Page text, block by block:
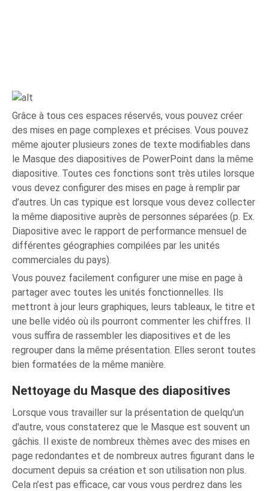
Grâce à tous ces espaces réservés, vous pouvez créer
des mises en page complexes et précises. Vous pouvez
même ajouter plusieurs zones de texte modifiables dans
le Masque des diapositives de PowerPoint dans la même
diapositive. Toutes ces fonctions sont très utiles lorsque
vous devez configurer des mises en page à remplir par
d’autres. Un cas typique est lorsque vous devez collecter
la même diapositive auprès de personnes séparées (p. Ex.
Diapositive avec le rapport de performance mensuel de
différentes géographies compilées par les unités
commerciales du pays).
Vous pouvez facilement configurer une mise en page à
partager avec toutes les unités fonctionnelles. Ils
mettront à jour leurs graphiques, leurs tableaux, le titre et
une belle vidéo où ils pourront commenter les chiffres. Il
vous suffira de rassembler les diapositives et de les
regrouper dans la même présentation. Elles seront toutes
bien formatées de la même manière.
Nettoyage du Masque des diapositives
Lorsque vous travailler sur la présentation de quelqu'un
d'autre, vous constaterez que le Masque est souvent un
gâchis. Il existe de nombreux thèmes avec des mises en
page redondantes et de nombreux autres figurant dans le
document depuis sa création et son utilisation non plus.
Cela n’est pas efficace, car vous vous perdrez dans les